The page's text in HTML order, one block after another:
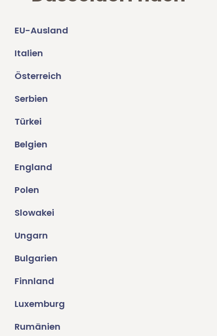
EU-Ausland
Italien
Österreich
Serbien
Türkei
Belgien
England
Polen
Slowakei
Ungarn
Bulgarien
Finnland
Luxemburg
Rumänien